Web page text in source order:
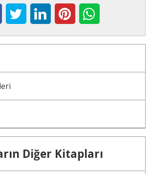
Diğer Kitapları